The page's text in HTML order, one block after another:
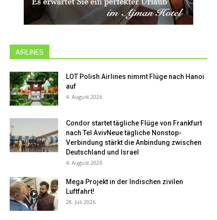
AIRLINES
LOT Polish Airlines nimmt Flüge nach Hanoi
auf
4. August 2026
Condor startet tägliche Flüge von Frankfurt
nach Tel AvivNeue tägliche Nonstop-
Verbindung stärkt die Anbindung zwischen
Deutschland und Israel
4. August 2026
Mega Projekt in der Indischen zivilen
Luftfahrt!
28. Juli 2026